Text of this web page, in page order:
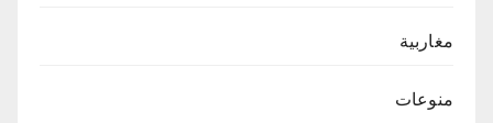
مغاربية
منوعات